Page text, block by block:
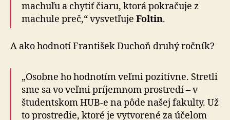
machuľu a chytiť čiaru, ktorá pokračuje z
machule preč,“ vysvetľuje Foltin.
A ako hodnotí František Duchoň druhý ročník?
„Osobne ho hodnotím veľmi pozitívne. Stretli
sme sa vo veľmi príjemnom prostredí – v
študentskom HUB-e na pôde našej fakulty. Už
to prostredie, ktoré je vytvorené za účelom